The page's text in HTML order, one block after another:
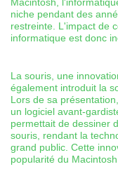
Macintosh,
niche pendant des
restreinte. L'impact de
informatique est donc
La souris, une
également introduit la
Lors de sa
un logiciel avant-
permettait de dessiner
souris, rendant la
grand public. Cette
popularité du